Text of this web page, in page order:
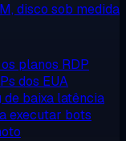
disco sob medida
planos RDP
dos EUA
baixa latência
executar bots